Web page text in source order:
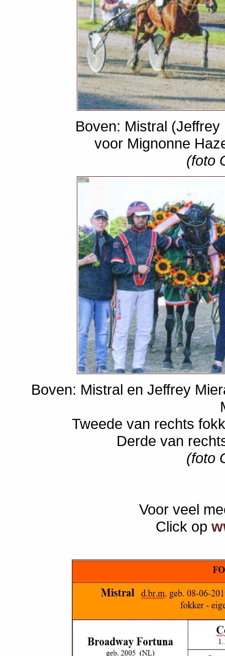
Boven: Mistral
voor Mignonne
(foto
Boven: Mistral en Jeffrey
Tweede van rechts
Derde van
(foto
Voor veel
Click op